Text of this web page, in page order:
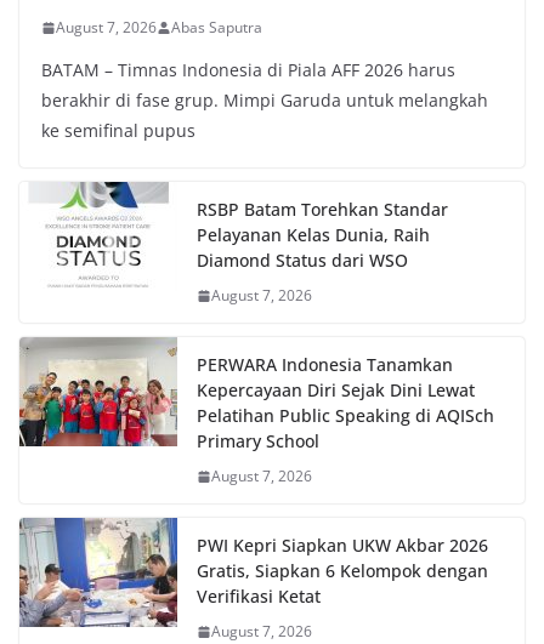
August 7, 2026 Abas Saputra
BATAM – Timnas Indonesia di Piala AFF 2026 harus
berakhir di fase grup. Mimpi Garuda untuk melangkah
ke semifinal pupus
RSBP Batam Torehkan Standar
Pelayanan Kelas Dunia, Raih
Diamond Status dari WSO
August 7, 2026
PERWARA Indonesia Tanamkan
Kepercayaan Diri Sejak Dini Lewat
Pelatihan Public Speaking di AQISch
Primary School
August 7, 2026
PWI Kepri Siapkan UKW Akbar 2026
Gratis, Siapkan 6 Kelompok dengan
Verifikasi Ketat
August 7, 2026